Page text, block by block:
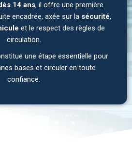
14 ans, il offre une première
encadrée, axée sur la sécurité,
et le respect des règles de
circulation.
une étape essentielle pour
bases et circuler en toute
confiance.